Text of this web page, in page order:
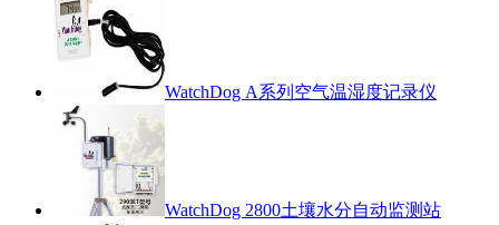
WatchDog A系列空气温湿度记录仪
WatchDog 2800土壤水分自动监测站